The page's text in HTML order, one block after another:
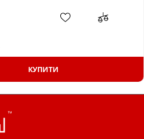
КУПИТИ